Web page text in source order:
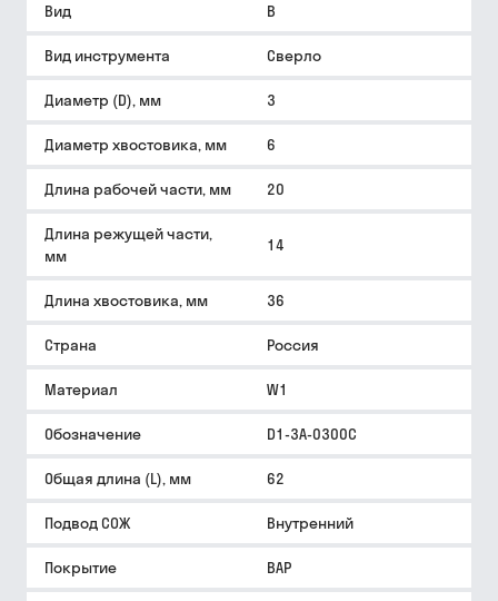
Вид B
Вид инструмента Сверло
Диаметр (D), мм 3
Диаметр хвостовика, мм 6
Длина рабочей части, мм 20
Длина режущей части,
мм
14
Длина хвостовика, мм 36
Страна Россия
Материал W1
Обозначение D1-3A-0300C
Общая длина (L), мм 62
Подвод СОЖ Внутренний
Покрытие BAP